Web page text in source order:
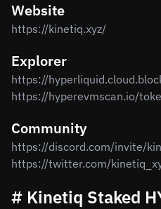
Website
https://kinetiq.xyz/
Explorer
Community
https://discord.com/invite/
https://twitter.com/
# Kinetiq Staked